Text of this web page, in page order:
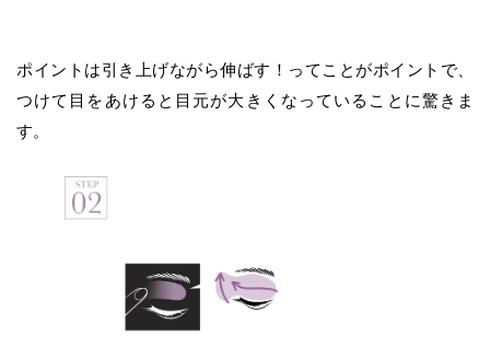
ポイントは引き上げながら伸ばす！ってことがポイントで、
つけて目をあけると目元が大きくなっていることに驚きま
す。